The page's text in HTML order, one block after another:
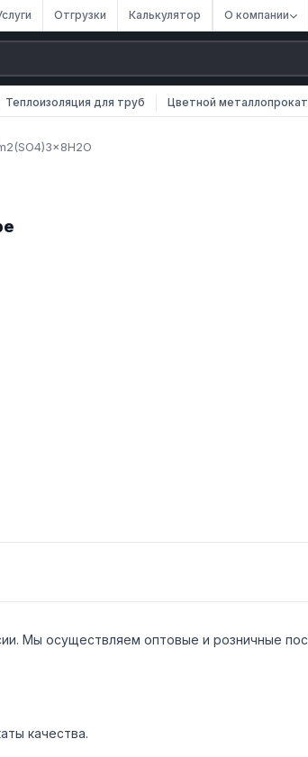
Отгрузки Калькулятор О компании
Теплоизоляция для труб Цветной металлопрокат
Мы осуществляем оптовые и розничные
качества.